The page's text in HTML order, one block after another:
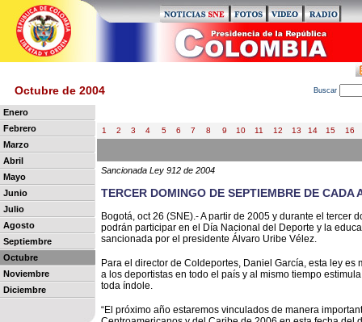
Octubre de 2004 Buscar
Enero
Febrero
Marzo
Abril
Mayo
Junio
Julio
Agosto
Septiembre
Octubre
Noviembre
Diciembre
1 2 3 4 5 6 7 8 9 10 11 12 13 14 15 16
Sancionada Ley 912 de 2004
TERCER DOMINGO DE SEPTIEMBRE DE CADA
Bogotá, oct 26 (SNE).- A partir de 2005 y durante el
podrán participar en el Día Nacional del Deporte y la
sancionada por el presidente Álvaro Uribe Vélez.
Para el director de Coldeportes, Daniel García, esta ley
a los deportistas en todo el país y al mismo tiempo
toda índole.
“El próximo año estaremos vinculados de manera